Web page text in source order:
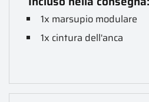
1x marsupio modulare
1x cintura dell'anca